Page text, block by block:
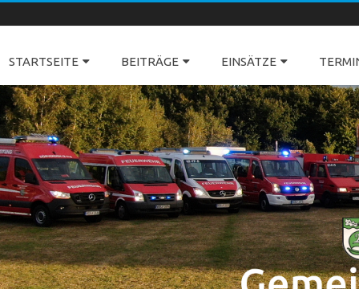
STARTSEITE BEITRÄGE EINSÄTZE